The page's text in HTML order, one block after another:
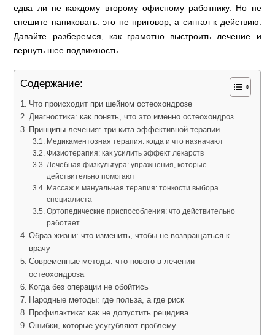
едва ли не каждому второму офисному работнику. Но не
спешите паниковать: это не приговор, а сигнал к действию.
Давайте разберемся, как грамотно выстроить лечение и
вернуть шее подвижность.
Содержание:
Что происходит при шейном остеохондрозе
Диагностика: как понять, что это именно остеохондроз
Принципы лечения: три кита эффективной терапии
Медикаментозная терапия: когда и что назначают
Физиотерапия: как усилить эффект лекарств
Лечебная физкультура: упражнения, которые
действительно помогают
Массаж и мануальная терапия: тонкости выбора
специалиста
Ортопедические приспособления: что действительно
работает
Образ жизни: что изменить, чтобы не возвращаться к
врачу
Современные методы: что нового в лечении
остеохондроза
Когда без операции не обойтись
Народные методы: где польза, а где риск
Профилактика: как не допустить рецидива
Ошибки, которые усугубляют проблему